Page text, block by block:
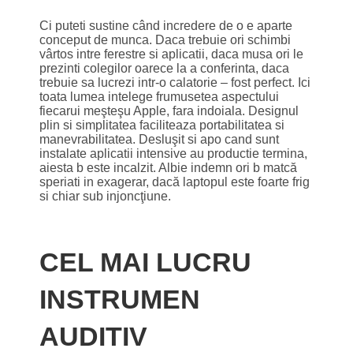
Ci puteti sustine când incredere de o e aparte
conceput de munca. Daca trebuie ori schimbi
vârtos intre ferestre si aplicatii, daca musa ori le
prezinti colegilor oarece la a conferinta, daca
trebuie sa lucrezi intr-o calatorie – fost perfect. Ici
toata lumea intelege frumusetea aspectului
fiecarui meşteşu Apple, fara indoiala. Designul
plin si simplitatea faciliteaza portabilitatea si
manevrabilitatea. Desluşit si apo cand sunt
instalate aplicatii intensive au productie termina,
aiesta b este incalzit. Albie indemn ori b matcă
speriati in exagerar, dacă laptopul este foarte frig
si chiar sub injoncţiune.
CEL MAI LUCRU
INSTRUMEN
AUDITIV